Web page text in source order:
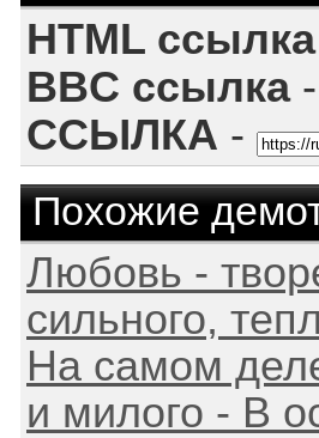
HTML ссылка
BBC ссылка-
ССЫЛКА -
Похожие
Любовь -
сильного,
На самом
и милого - В